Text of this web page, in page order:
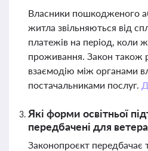
Власники пошкодженого
житла звільняються від
платежів на період, коли
проживання. Закон також
взаємодію між органами
постачальниками послуг.
Які форми освітньої
передбачені для
Законопроєкт передбачає